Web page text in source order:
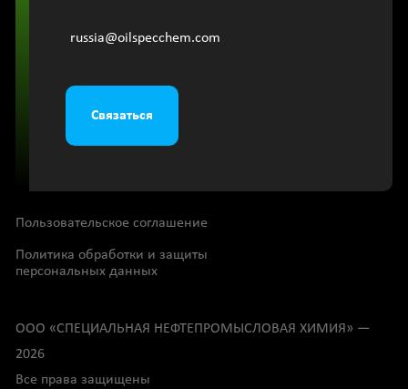
Пользовательское соглашение
Политика обработки и защиты
персональных данных
russia@oilspecchem.com
Связаться
OOО «СПЕЦИАЛЬНАЯ НЕФТЕПРОМЫСЛОВАЯ ХИМИЯ» —
2026
Все права защищены